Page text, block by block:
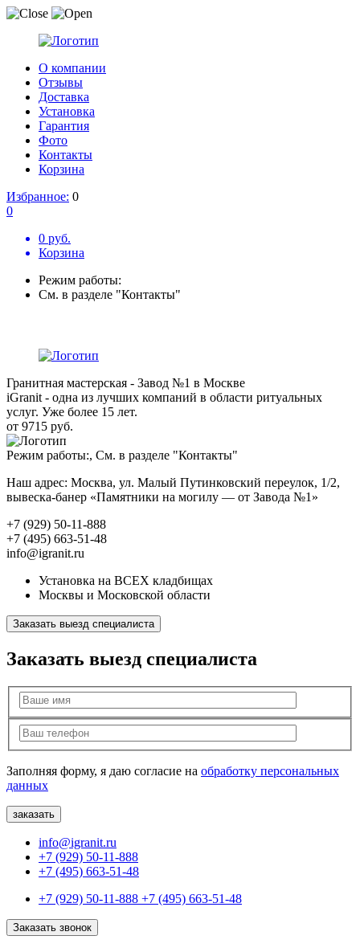
О компании
Отзывы
Доставка
Установка
Гарантия
Фото
Контакты
Корзина
Избранное: 0
0
0 руб.
Корзина
Режим работы:
См. в разделе "Контакты"
Гранитная мастерская - Завод №1 в Москве
iGranit - одна из лучших компаний в области ритуальных
услуг. Уже более 15 лет.
от 9715 руб.
Режим работы:, См. в разделе "Контакты"
Наш адрес: Москва, ул. Малый Путинковский переулок, 1/2,
вывеска-банер «Памятники на могилу — от Завода №1»
+7 (929) 50-11-888
+7 (495) 663-51-48
info@igranit.ru
Установка на ВСЕХ кладбищах
Москвы и Московской области
Заказать выезд специалиста
Заказать выезд специалиста
Заполняя форму, я даю согласие на обработку персональных
данных
info@igranit.ru
+7 (929) 50-11-888
+7 (495) 663-51-48
+7 (929) 50-11-888 +7 (495) 663-51-48
Заказать звонок